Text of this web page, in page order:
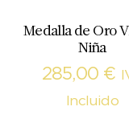
Medalla de Oro
Niña
285,00 €
Incluido